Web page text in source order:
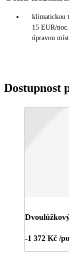
klimatickou
15 EUR/
úpravou
Dostupnost
-1 372 Kč /